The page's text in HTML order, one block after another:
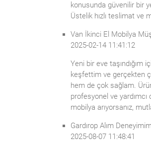
konusunda güvenilir bir
Üstelik hızlı teslimat ve
Van İkinci El Mobilya
2025-02-14 11:41:12
Yeni bir eve taşındığım
keşfettim ve gerçekten
hem de çok sağlam.
profesyonel ve
mobilya arıyorsanız,
Gardırop Alım
2025-08-07 11:48:41